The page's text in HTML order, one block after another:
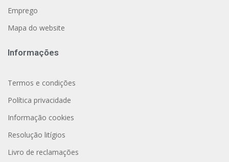
Emprego
Mapa do website
Informações
Termos e condições
Política privacidade
Informação cookies
Resolução litígios
Livro de reclamações